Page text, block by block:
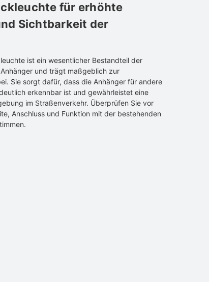
für erhöhte
Sichtbarkeit der
ist ein wesentlicher Bestandteil der
und trägt maßgeblich zur
Sie sorgt dafür, dass die Anhänger für andere
erkennbar ist und gewährleistet eine
im Straßenverkehr. Überprüfen Sie vor
Anschluss und Funktion mit der bestehenden